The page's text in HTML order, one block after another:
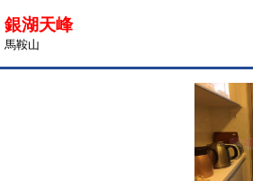
銀湖天峰
馬鞍山